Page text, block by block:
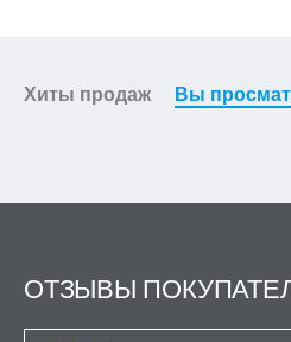
Хиты продаж Вы
ОТЗЫВЫ